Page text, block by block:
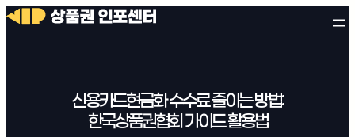
신용카드현금화 수수료 줄이는 방법:
한국상품권협회 가이드 활용법